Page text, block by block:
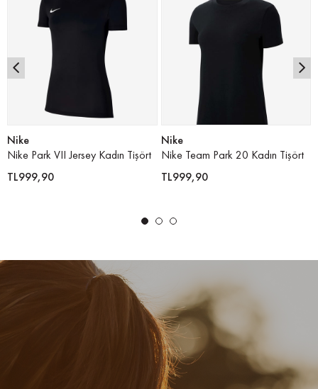
Nike
Nike Park VII Jersey Kadın Tişört
TL999,90
Nike
Nike Team Park 20 Kadın Tişört
TL999,90